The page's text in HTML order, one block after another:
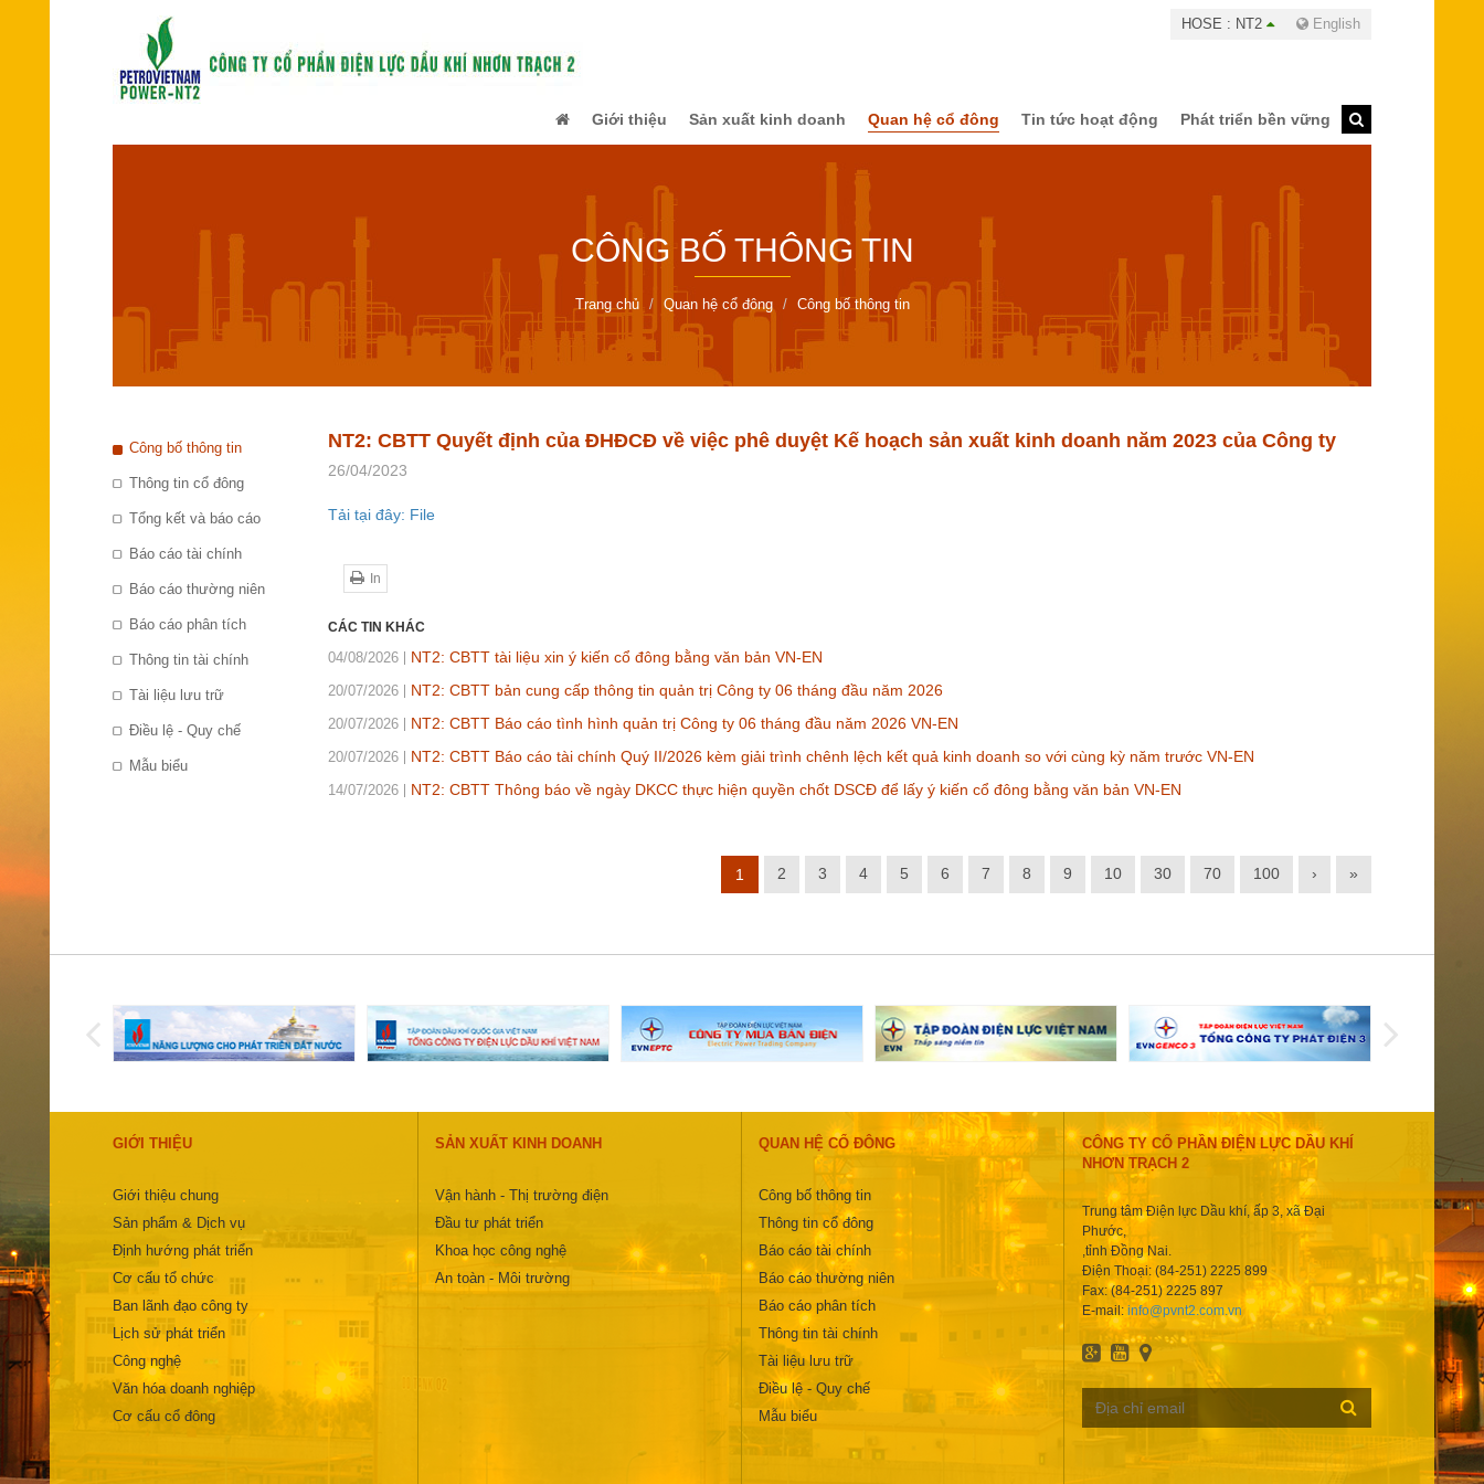
HOSE : NT2 English
Giới thiệu Sản xuất kinh doanh Quan hệ cổ đông Tin tức hoạt động Phát triển bền vững
CÔNG BỐ THÔNG TIN
Trang chủ Quan hệ cổ đông Công bố thông tin
Công bố thông tin
Thông tin cổ đông
Tổng kết và báo cáo
Báo cáo tài chính
Báo cáo thường niên
Báo cáo phân tích
Thông tin tài chính
Tài liệu lưu trữ
Điều lệ - Quy chế
Mẫu biểu
NT2: CBTT Quyết định của ĐHĐCĐ về việc phê duyệt Kế hoạch sản xuất kinh doanh năm 2023 của Công ty
26/04/2023
Tải tại đây: File
In
CÁC TIN KHÁC
04/08/2026 NT2: CBTT tài liệu xin ý kiến cổ đông bằng văn bản VN-EN
20/07/2026 NT2: CBTT bản cung cấp thông tin quản trị Công ty 06 tháng đầu năm 2026
20/07/2026 NT2: CBTT Báo cáo tình hình quản trị Công ty 06 tháng đầu năm 2026 VN-EN
20/07/2026 NT2: CBTT Báo cáo tài chính Quý II/2026 kèm giải trình chênh lệch kết quả kinh doanh so với cùng kỳ năm trước VN-EN
14/07/2026 NT2: CBTT Thông báo về ngày DKCC thực hiện quyền chốt DSCĐ để lấy ý kiến cổ đông bằng văn bản VN-EN
1 2 3 4 5 6 7 8 9 10 30 70 100 › »
GIỚI THIỆU
Giới thiệu chung
Sản phẩm & Dịch vụ
Định hướng phát triển
Cơ cấu tổ chức
Ban lãnh đạo công ty
Lịch sử phát triển
Công nghệ
Văn hóa doanh nghiệp
Cơ cấu cổ đông
SẢN XUẤT KINH DOANH
Vận hành - Thị trường điện
Đầu tư phát triển
Khoa học công nghệ
An toàn - Môi trường
QUAN HỆ CỔ ĐÔNG
Công bố thông tin
Thông tin cổ đông
Báo cáo tài chính
Báo cáo thường niên
Báo cáo phân tích
Thông tin tài chính
Tài liệu lưu trữ
Điều lệ - Quy chế
Mẫu biểu
CÔNG TY CỔ PHẦN ĐIỆN LỰC DẦU KHÍ
NHƠN TRẠCH 2
Trung tâm Điện lực Dầu khí, ấp 3, xã Đại
Phước,
,tỉnh Đồng Nai.
Điện Thoại: (84-251) 2225 899
Fax: (84-251) 2225 897
E-mail: info@pvnt2.com.vn